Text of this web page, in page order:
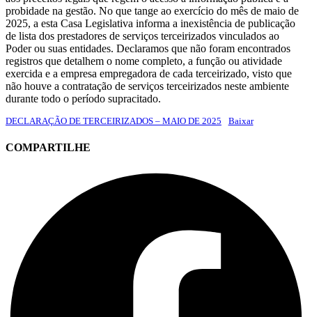
probidade na gestão. No que tange ao exercício do mês de maio de
2025, a esta Casa Legislativa informa a inexistência de publicação
de lista dos prestadores de serviços terceirizados vinculados ao
Poder ou suas entidades. Declaramos que não foram encontrados
registros que detalhem o nome completo, a função ou atividade
exercida e a empresa empregadora de cada terceirizado, visto que
não houve a contratação de serviços terceirizados neste ambiente
durante todo o período supracitado.
DECLARAÇÃO DE TERCEIRIZADOS – MAIO DE 2025 Baixar
COMPARTILHE